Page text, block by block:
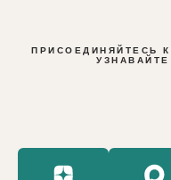
ПРИСОЕДИНЯЙТЕСЬ